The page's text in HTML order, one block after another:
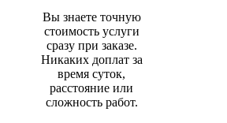
Вы знаете точную
стоимость услуги
сразу при заказе.
Никаких доплат за
время суток,
расстояние или
сложность работ.